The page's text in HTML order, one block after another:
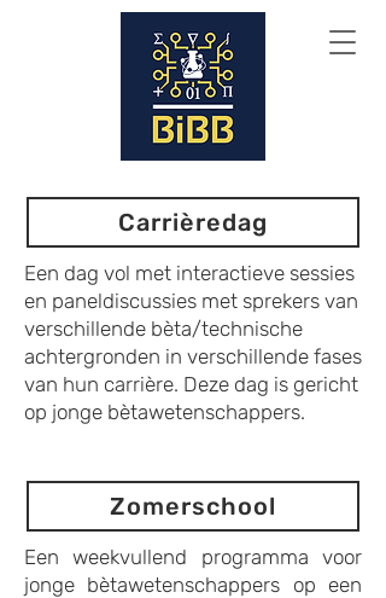
Carrièredag
Een dag vol met interactieve sessies
en paneldiscussies met sprekers van
verschillende bèta/technische
achtergronden in verschillende fases
van hun carrière. Deze dag is gericht
op jonge bètawetenschappers.
Zomerschool
Een weekvullend programma voor
jonge bètawetenschappers op een